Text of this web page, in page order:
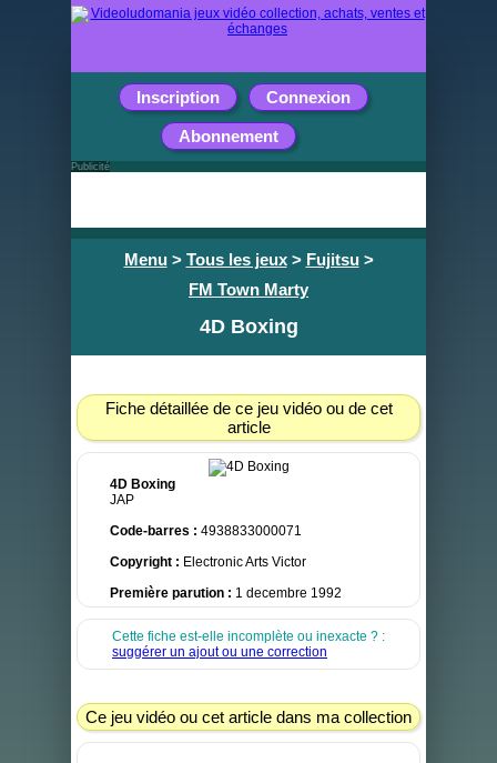
Inscription Connexion
Abonnement
Menu> Tous les jeux> Fujitsu>
FM Town Marty
4D Boxing
Fiche détaillée de ce jeu vidéo ou de cet
article
4D Boxing
JAP
Code-barres : 4938833000071
Copyright : Electronic Arts Victor
Première parution : 1 decembre 1992
Cette fiche est-elle incomplète ou inexacte ? :
suggérer un ajout ou une correction
Ce jeu vidéo ou cet article dans ma collection
Publicité